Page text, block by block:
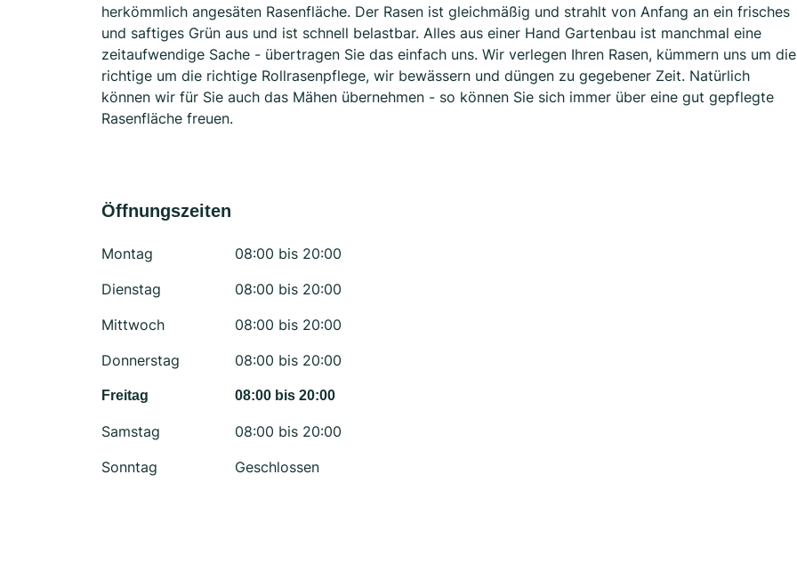
herkömmlich angesäten Rasenfläche. Der Rasen ist gleichmäßig und strahlt von Anfang an ein frisches
und saftiges Grün aus und ist schnell belastbar. Alles aus einer Hand Gartenbau ist manchmal eine
zeitaufwendige Sache - übertragen Sie das einfach uns. Wir verlegen Ihren Rasen, kümmern uns um die
richtige um die richtige Rollrasenpflege, wir bewässern und düngen zu gegebener Zeit. Natürlich
können wir für Sie auch das Mähen übernehmen - so können Sie sich immer über eine gut gepflegte
Rasenfläche freuen.
Öffnungszeiten
Montag
08:00 bis 20:00
Dienstag
08:00 bis 20:00
Mittwoch
08:00 bis 20:00
Donnerstag
08:00 bis 20:00
Freitag 08:00 bis 20:00
Samstag
08:00 bis 20:00
Sonntag
Geschlossen